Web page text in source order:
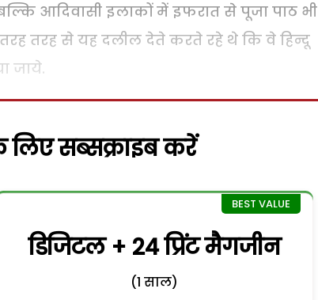
आदिवासी इलाकों में इफरात से पूजा पाठ भी
तरह से यह दलील देते करते रहे थे कि वे हिन्दू
जाये.
सब्सक्राइब करें
डिजिटल + 24 प्रिंट मैगजीन
(1 साल)